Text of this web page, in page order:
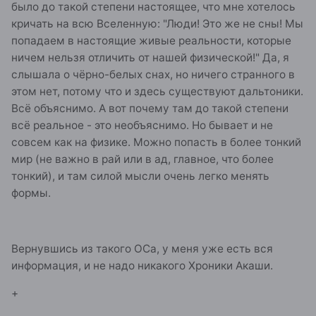
было до такой степени настоящее, что мне хотелось
кричать на всю Вселенную: "Люди! Это же не сны! Мы
попадаем в настоящие живые реальности, которые
ничем нельзя отличить от нашей физической!" Да, я
слышала о чёрно-белых снах, но ничего странного в
этом нет, потому что и здесь существуют дальтоники.
Всё объяснимо. А вот почему там до такой степени
всё реальное - это необъяснимо. Но бывает и не
совсем как на физике. Можно попасть в более тонкий
мир (не важно в рай или в ад, главное, что более
тонкий), и там силой мысли очень легко менять
формы.
Вернувшись из такого ОСа, у меня уже есть вся
информация, и не надо никакого Хроники Акаши.
+